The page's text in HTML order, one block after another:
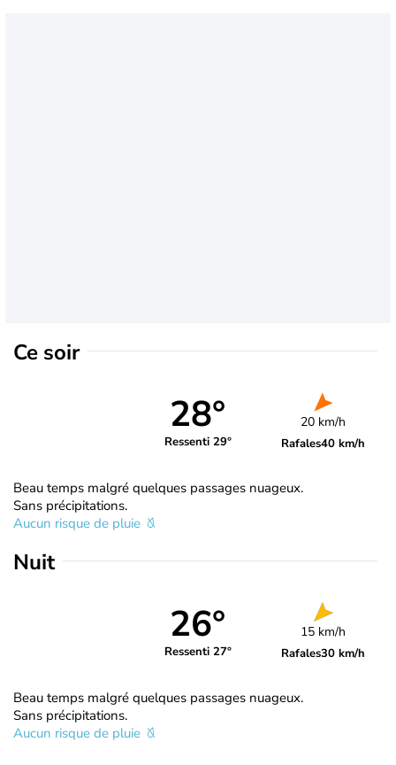
Ce soir
28°
Ressenti 29°
20 km/h
Rafales40 km/h
Beau temps malgré quelques passages nuageux.
Sans précipitations.
Aucun risque de pluie
Nuit
26°
Ressenti 27°
15 km/h
Rafales30 km/h
Beau temps malgré quelques passages nuageux.
Sans précipitations.
Aucun risque de pluie